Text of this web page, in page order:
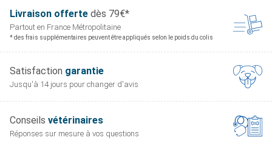
Livraison offerte dès 79€*
Partout en France Métropolitaine
* des frais supplémentaires peuvent être appliqués selon le poids du colis
Satisfaction garantie
Jusqu'à 14 jours pour changer d'avis
Conseils vétérinaires
Réponses sur mesure à vos questions